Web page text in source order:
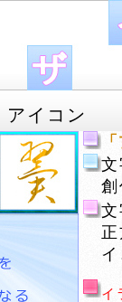
イコン
イ